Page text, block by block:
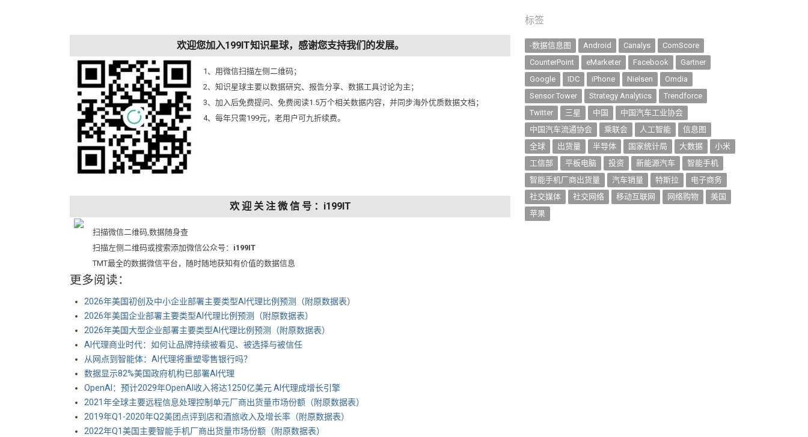
欢迎您加入199IT知识星球，感谢您支持我们的发展。
1、用微信扫描左侧二维码；
2、知识星球主要以数据研究、报告分享、数据工具讨论为主；
3、加入后免费提问、免费阅读1.5万个相关数据内容，并同步海外优质数据文档；
4、每年只需199元，老用户可九折续费。
欢 迎 关 注 微 信 号 ：i199IT
扫描微信二维码,数据随身查
扫描左侧二维码或搜索添加微信公众号： i199IT
TMT最全的数据微信平台，随时随地获知有价值的数据信息
更多阅读：
2026年美国初创及中小企业部署主要类型AI代理比例预测（附原数据表） ​​​
2026年美国企业部署主要类型AI代理比例预测（附原数据表） ​​​
2026年美国大型企业部署主要类型AI代理比例预测（附原数据表） ​​​
AI代理商业时代：如何让品牌持续被看见、被选择与被信任
从网点到智能体：AI代理将重塑零售银行吗？
数据显示82%美国政府机构已部署AI代理
OpenAI：预计2029年OpenAI收入将达1250亿美元 AI代理成增长引擎
2021年全球主要远程信息处理控制单元厂商出货量市场份额（附原数据表） ​​​​
2019年Q1-2020年Q2美团点评到店和酒旅收入及增长率（附原数据表） ​​​​
2022年Q1美国主要智能手机厂商出货量市场份额（附原数据表） ​​​​
标签
-数据信息图 Android Canalys
ComScore
CounterPoint
eMarketer Facebook
Gartner
Google
IDC iPhone Nielsen
Omdia
Sensor Tower
Strategy Analytics
Trendforce
Twitter
三星 中国
中国汽车工业协会
中国汽车流通协会
乘联会 人工智能
信息图
全球
出货量 半导体 国家统计局 大数据
小米
工信部
平板电脑 投资 新能源汽车
智能手机
智能手机厂商出货量
汽车销量 特斯拉
电子商务
社交媒体
社交网络 移动互联网 网络购物
美国
苹果